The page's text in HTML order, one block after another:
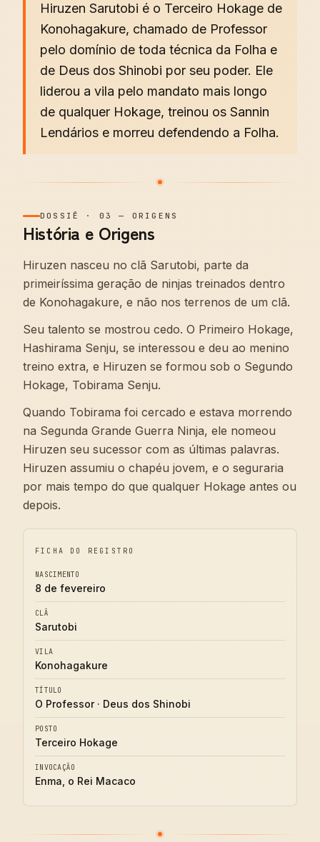
Hiruzen Sarutobi é o Terceiro Hokage de
Konohagakure, chamado de Professor
pelo domínio de toda técnica da Folha e
de Deus dos Shinobi por seu poder. Ele
liderou a vila pelo mandato mais longo
de qualquer Hokage, treinou os Sannin
Lendários e morreu defendendo a Folha.
DOSSIÊ · 03 — ORIGENS
História e Origens
Hiruzen nasceu no clã Sarutobi, parte da
primeiríssima geração de ninjas treinados dentro
de Konohagakure, e não nos terrenos de um clã.
Seu talento se mostrou cedo. O Primeiro Hokage,
Hashirama Senju, se interessou e deu ao menino
treino extra, e Hiruzen se formou sob o Segundo
Hokage, Tobirama Senju.
Quando Tobirama foi cercado e estava morrendo
na Segunda Grande Guerra Ninja, ele nomeou
Hiruzen seu sucessor com as últimas palavras.
Hiruzen assumiu o chapéu jovem, e o seguraria
por mais tempo do que qualquer Hokage antes ou
depois.
FICHA DO REGISTRO
NASCIMENTO
8 de fevereiro
CLÃ
Sarutobi
VILA
Konohagakure
TÍTULO
O Professor · Deus dos Shinobi
POSTO
Terceiro Hokage
INVOCAÇÃO
Enma, o Rei Macaco